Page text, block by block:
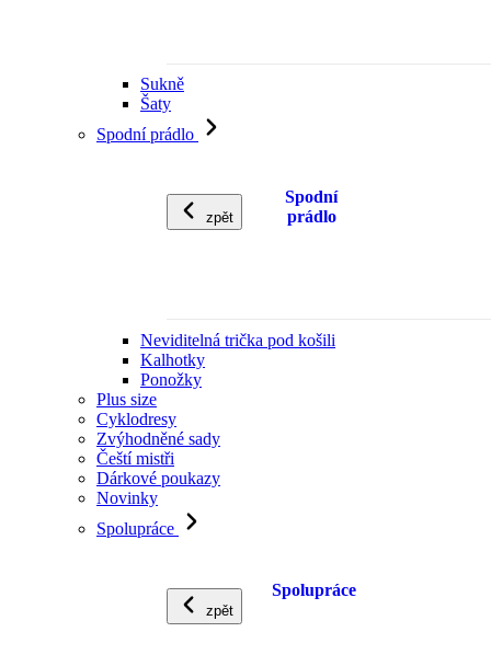
Sukně
Šaty
Spodní prádlo
zpět
Spodní
prádlo
Neviditelná trička pod košili
Kalhotky
Ponožky
Plus size
Cyklodresy
Zvýhodněné sady
Čeští mistři
Dárkové poukazy
Novinky
Spolupráce
zpět
Spolupráce